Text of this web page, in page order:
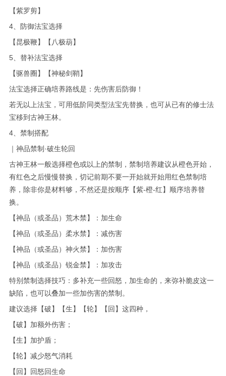
【紫罗剪】
4、防御法宝选择
【昆极鞭】【八极葫】
5、替补法宝选择
【驱兽圈】【神秘剑鞘】
法宝选择正确培养路线是：先伤害后防御！
若无以上法宝，可用低阶同类型法宝先替换，也可从已有的修士法
宝移到古神王林。
4、禁制搭配
｜神品禁制·破生轮回
古神王林一般选择橙色或以上的禁制，禁制培养建议从橙色开始，
有红色之后慢慢替换，切记前期不要一开始就开始用红色禁制培
养，除非你是材料够，不然还是按顺序【紫-橙-红】顺序培养替
换。
【神品（或圣品）荒木禁】：加生命
【神品（或圣品）柔水禁】：减伤害
【神品（或圣品）神火禁】：加伤害
【神品（或圣品）锐金禁】：加攻击
特别禁制选择技巧：多补充一些回怒，加生命的，来弥补脆皮这一
缺陷，也可以叠加一些加伤害的禁制。
建议选择【破】【生】【轮】【回】这四种，
【破】加额外伤害；
【生】加护盾；
【轮】减少怒气消耗
【回】回怒回生命